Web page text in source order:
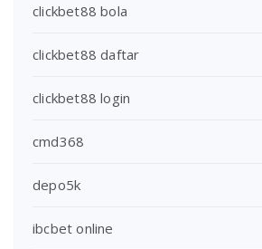
clickbet88 bola
clickbet88 daftar
clickbet88 login
cmd368
depo5k
ibcbet online